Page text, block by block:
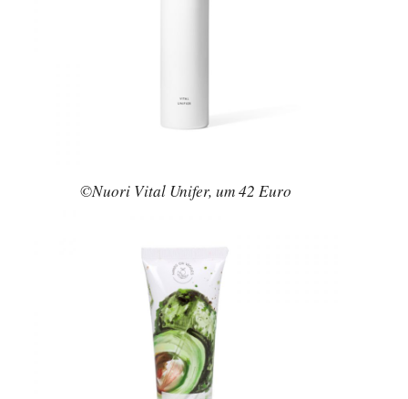
©Nuori Vital Unifer, um 42 Euro